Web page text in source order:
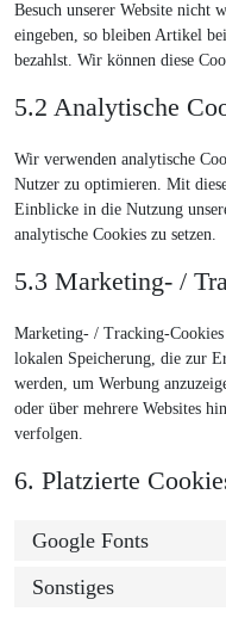
Besuch unserer Website nicht
eingeben, so bleiben Artikel
bezahlst. Wir können diese
5.2 Analytische
Wir verwenden analytische
Nutzer zu optimieren. Mit
Einblicke in die Nutzung
analytische Cookies zu setzen.
5.3 Marketing- /
Marketing- / Tracking-
lokalen Speicherung, die zur
werden, um Werbung
oder über mehrere Websites
verfolgen.
6. Platzierte
Google Fonts
Sonstiges